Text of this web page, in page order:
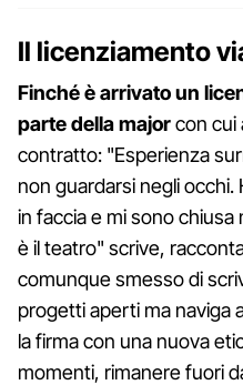
Il licenziamento
Finché è arrivato un
parte della majorcon cui
contratto: "Esperienza
non guardarsi negli
in faccia e mi sono
è il teatro" scrive,
comunque smesso di
progetti aperti ma naviga
la firma con una nuova
momenti, rimanere fuori